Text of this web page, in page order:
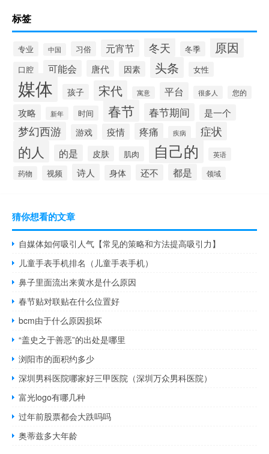
标签
专业 中国 习俗 元宵节 冬天 冬季 原因
口腔 可能会 唐代 因素 头条 女性
媒体 孩子 宋代 寓意 平台 很多人 您的
攻略 新年 时间 春节 春节期间 是一个
梦幻西游 游戏 疫情 疼痛 疾病 症状
的人 的是 皮肤 肌肉 自己的 英语
药物 视频 诗人 身体 还不 都是 领域
猜你想看的文章
自媒体如何吸引人气【常见的策略和方法提高吸引力】
儿童手表手机排名（儿童手表手机）
鼻子里面流出来黄水是什么原因
春节贴对联贴在什么位置好
bcm由于什么原因损坏
“盖史之于善恶”的出处是哪里
浏阳市的面积约多少
深圳男科医院哪家好三甲医院（深圳万众男科医院）
富光logo有哪几种
过年前股票都会大跌吗吗
奥蒂兹多大年龄